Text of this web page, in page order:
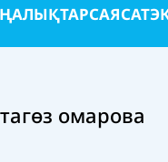
САЯСАТ
омарова